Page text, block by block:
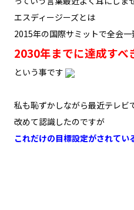
エスディージーズとは
2015年の国際サミットで全会
2030年までに達成すべ
という事です
私も恥ずかしながら最近テレビ
改めて認識したのですが
これだけの目標設定がされてい